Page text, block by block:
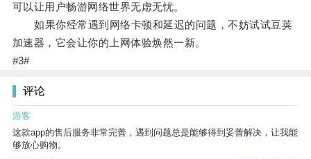
可以让用户畅游网络世界无虑无忧。
如果你经常遇到网络卡顿和延迟的问题，不妨试试豆荚
加速器，它会让你的上网体验焕然一新。
#3#
评论
游客
这款app的售后服务非常完善，遇到问题总是能够得到妥善解决，让我能
够放心购物。